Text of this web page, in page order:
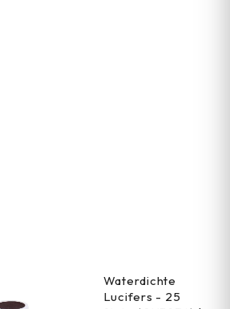
Waterdichte
Lucifers - 25